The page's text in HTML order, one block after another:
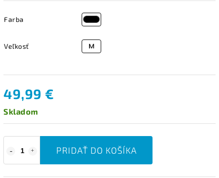
Farba
Veľkosť
49,99 €
Skladom
PRIDAŤ DO KOŠÍKA